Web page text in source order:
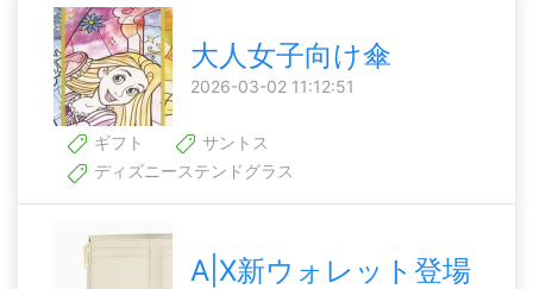
大人女子向け傘
2026-03-02 11:12:51
ギフト
サントス
ディズニーステンドグラス
A|X新ウォレット登場